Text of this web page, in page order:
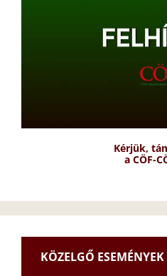
Kérjük,
a CÖF-
KÖZELGŐ ESEMÉNYEK